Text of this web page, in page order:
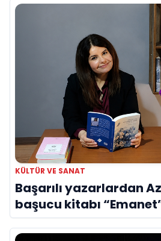
KÜLTÜR VE SANAT
Başarılı yazarlardan
başucu kitabı
yerini aldı